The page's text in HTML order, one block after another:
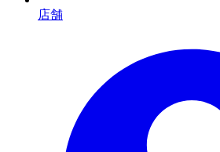
店舗